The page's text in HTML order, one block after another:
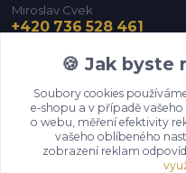
Miroslav Cvek
+420 736 528 461
🍪 Jak byste
Soubory cookies
e-shopu a v případě
o webu, měření efektivity
vašeho oblíbeného
zobrazení reklam